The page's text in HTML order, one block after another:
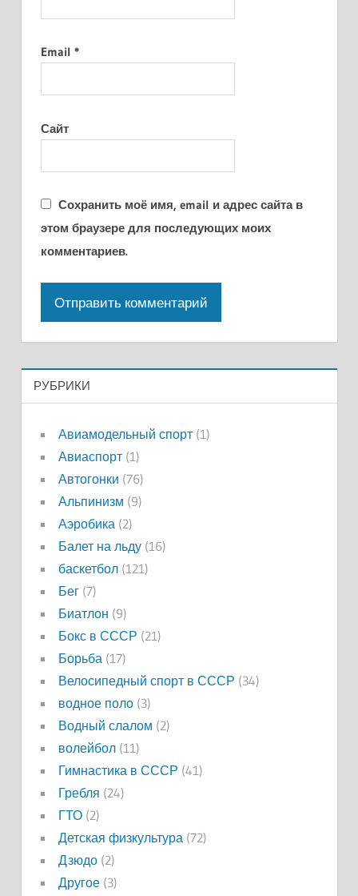
Email *
Сайт
Сохранить моё имя, email и адрес сайта в
этом браузере для последующих моих
комментариев.
РУБРИКИ
Авиамодельный спорт(1)
Авиаспорт(1)
Автогонки (76)
Альпинизм (9)
Аэробика(2)
Балет на льду(16)
баскетбол(121)
Бег(7)
Биатлон (9)
Бокс в СССР (21)
Борьба(17)
Велосипедный спорт в СССР (34)
водное поло(3)
Водный слалом (2)
волейбол(11)
Гимнастика в СССР (41)
Гребля (24)
ГТО(2)
Детская физкультура(72)
Дзюдо(2)
Другое(3)